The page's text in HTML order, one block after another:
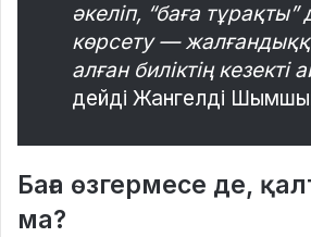
әкеліп, “баға тұрақты”
көрсету —
алған биліктің кезекті
дейді Жангелді
Баға өзгермесе де,
ма?